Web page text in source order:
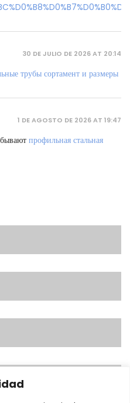
30 DE JULIO DE 2026 AT 20:14
трубы сортамент и размеры
1 DE AGOSTO DE 2026 AT 19:47
профильная стальная